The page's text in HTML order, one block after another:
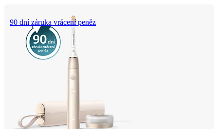
90 dní záruka vrácení peněz